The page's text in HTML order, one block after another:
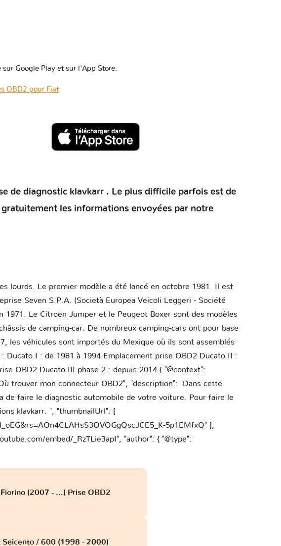
Google Play et sur l'App Store.
OBD2 pour Fiat
de diagnostic klavkarr . Le plus difficile parfois est de
les informations envoyées par notre
lourds. Le premier modèle a été lancé en octobre 1981. Il est
Seven S.P.A. (Società Europea Veicoli Leggeri - Société
1971. Le Citroën Jumper et le Peugeot Boxer sont des modèles
de camping-car. De nombreux camping-cars ont pour base
les véhicules sont importés du Mexique où ils sont assemblés
I : de 1981 à 1994 Emplacement prise OBD2 Ducato II :
OBD2 Ducato III phase 2 : depuis 2014 { "@context":
trouver mon connecteur OBD2", "description": "Dans cette
faire le diagnostic automobile de votre voiture. Pour faire le
klavkarr. ", "thumbnailUrl": [
5p1EMfxQ" ],
embed/_RzTLie3apI", "author": { "@type":
(2007 - ...) Prise OBD2
Seicento / 600 (1998 - 2000)